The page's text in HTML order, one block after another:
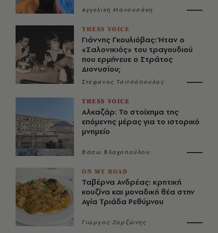
Αγγελική Μανουσάκη
THESS VOICE
Γιάννης Γκουλιόβας: Ήταν ο
«Σαλονικιός» του τραγουδιού
που ερμήνευε ο Στράτος
Διονυσίου;
Στέφανος Τσιτσόπουλος
THESS VOICE
Αλκαζάρ: Το στοίχημα της
επόμενης μέρας για το ιστορικό
μνημείο
Βάσω Βλαχοπούλου
ON MY ROAD
Ταβέρνα Ανδρέας: κρητική
κουζίνα και μοναδική θέα στην
Αγία Τριάδα Ρεθύμνου
Γιώργος Ζαρζώνης